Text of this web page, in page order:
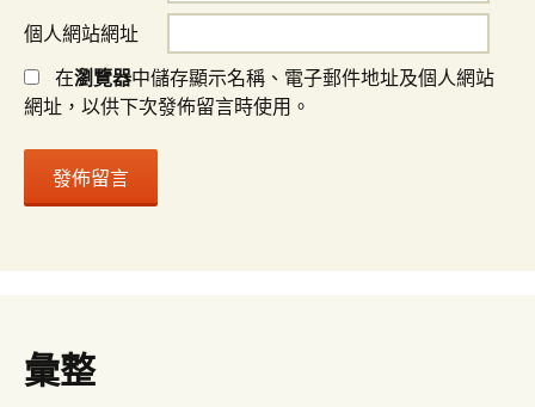
個人網站網址
在瀏覽器中儲存顯示名稱、電子郵件地址及個人網站
網址，以供下次發佈留言時使用。
彙整